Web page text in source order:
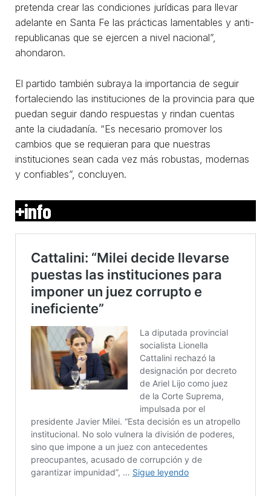
pretenda crear las condiciones jurídicas para llevar
adelante en Santa Fe las prácticas lamentables y anti-
republicanas que se ejercen a nivel nacional”,
ahondaron.
El partido también subraya la importancia de seguir
fortaleciendo las instituciones de la provincia para que
puedan seguir dando respuestas y rindan cuentas
ante la ciudadanía. “Es necesario promover los
cambios que se requieran para que nuestras
instituciones sean cada vez más robustas, modernas
y confiables”, concluyen.
+info